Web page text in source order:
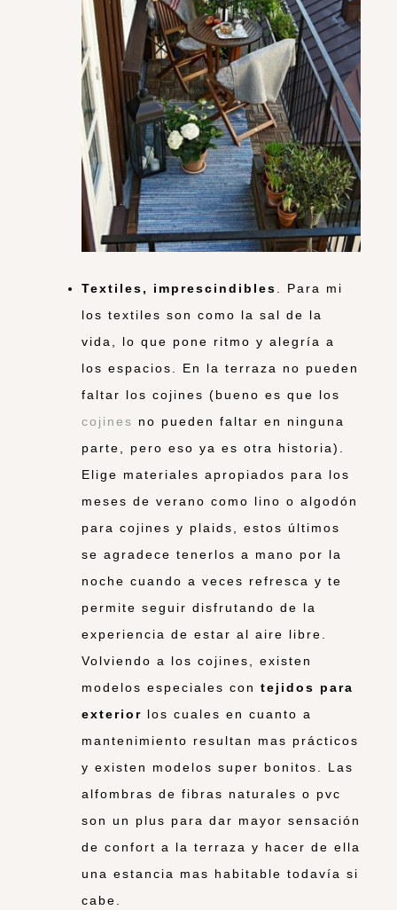
Textiles, imprescindibles
. Para mi
los textiles son como la sal de la
vida, lo que pone ritmo y alegría a
los espacios. En la terraza no pueden
faltar los cojines (bueno es que los
cojines no pueden faltar en ninguna
parte, pero eso ya es otra historia).
Elige materiales apropiados para los
meses de verano como lino o algodón
para cojines y plaids, estos últimos
se agradece tenerlos a mano por la
noche cuando a veces refresca y te
permite seguir disfrutando de la
experiencia de estar al aire libre.
Volviendo a los cojines, existen
modelos especiales con tejidos para
exterior los cuales en cuanto a
mantenimiento resultan mas prácticos
y existen modelos super bonitos. Las
alfombras de fibras naturales o pvc
son un plus para dar mayor sensación
de confort a la terraza y hacer de ella
una estancia mas habitable todavía si
cabe.